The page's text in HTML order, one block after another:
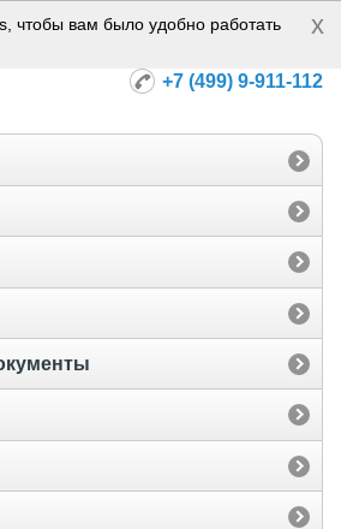
Норма-112
+7 (499) 9-911-112
чтобы вам было удобно работать
x